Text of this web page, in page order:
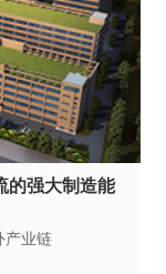
产业链